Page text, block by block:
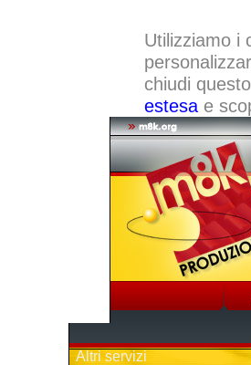
Utilizziamo i
chiudi
estesae
Altri servizi